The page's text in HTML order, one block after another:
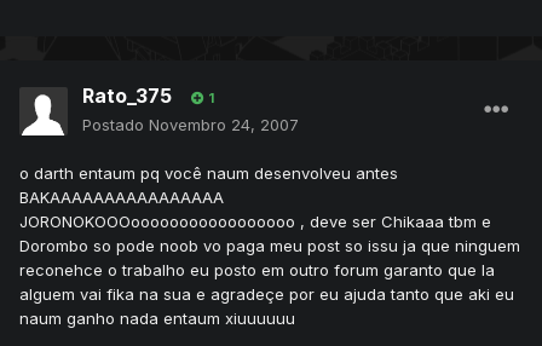
Rato_375 1
Postado Novembro 24, 2007
o darth entaum pq você naum desenvolveu antes
BAKAAAAAAAAAAAAAAAA
JORONOKOOOooooooooooooooooo , deve ser Chikaaa tbm e
Dorombo so pode noob vo paga meu post so issu ja que ninguem
reconehce o trabalho eu posto em outro forum garanto que la
alguem vai fika na sua e agradeçe por eu ajuda tanto que aki eu
naum ganho nada entaum xiuuuuuu